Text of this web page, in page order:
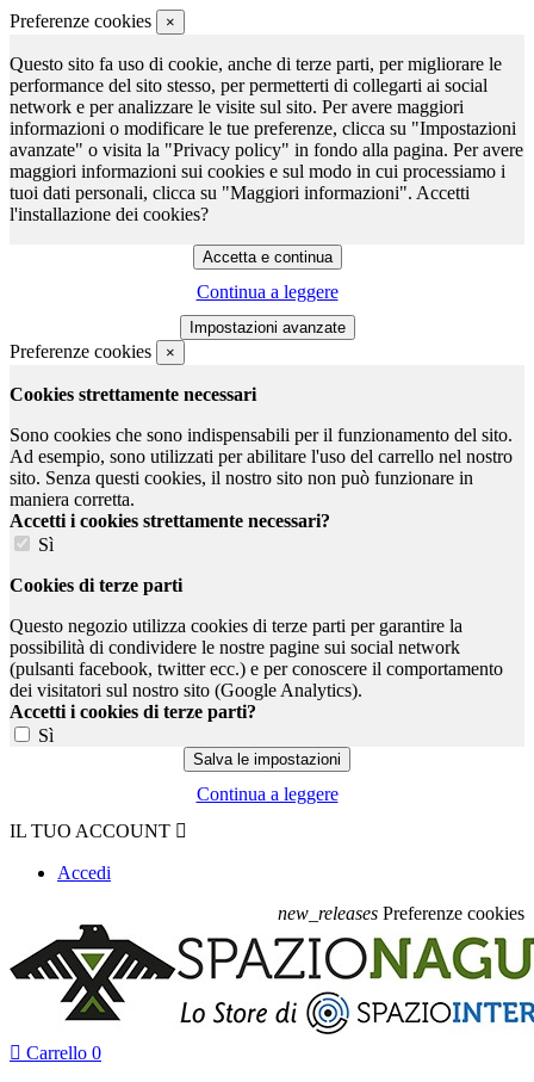
Preferenze cookies ×
Questo sito fa uso di cookie, anche di terze parti, per migliorare le
performance del sito stesso, per permetterti di collegarti ai social
network e per analizzare le visite sul sito. Per avere maggiori
informazioni o modificare le tue preferenze, clicca su "Impostazioni
avanzate" o visita la "Privacy policy" in fondo alla pagina. Per avere
maggiori informazioni sui cookies e sul modo in cui processiamo i
tuoi dati personali, clicca su "Maggiori informazioni". Accetti
l'installazione dei cookies?
Continua a leggere
Preferenze cookies ×
Cookies strettamente necessari
Sono cookies che sono indispensabili per il funzionamento del sito.
Ad esempio, sono utilizzati per abilitare l'uso del carrello nel nostro
sito. Senza questi cookies, il nostro sito non può funzionare in
maniera corretta.
Accetti i cookies strettamente necessari?
Sì
Cookies di terze parti
Questo negozio utilizza cookies di terze parti per garantire la
possibilità di condividere le nostre pagine sui social network
(pulsanti facebook, twitter ecc.) e per conoscere il comportamento
dei visitatori sul nostro sito (Google Analytics).
Accetti i cookies di terze parti?
Sì
Continua a leggere
IL TUO ACCOUNT 
Accedi
new_releases Preferenze cookies
 Carrello 0